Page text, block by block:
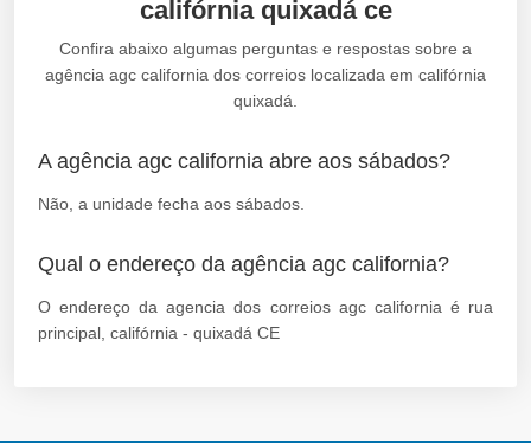
califórnia quixadá ce
Confira abaixo algumas perguntas e respostas sobre a
agência agc california dos correios localizada em califórnia
quixadá.
A agência agc california abre aos sábados?
Não, a unidade fecha aos sábados.
Qual o endereço da agência agc california?
O endereço da agencia dos correios agc california é rua
principal, califórnia - quixadá CE